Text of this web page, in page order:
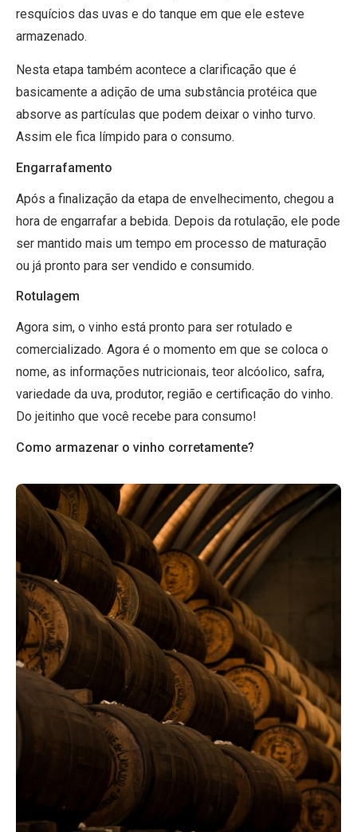
resquícios das uvas e do tanque em que ele esteve
armazenado.
Nesta etapa também acontece a clarificação que é
basicamente a adição de uma substância protéica que
absorve as partículas que podem deixar o vinho turvo.
Assim ele fica límpido para o consumo.
Engarrafamento
Após a finalização da etapa de envelhecimento, chegou a
hora de engarrafar a bebida. Depois da rotulação, ele pode
ser mantido mais um tempo em processo de maturação
ou já pronto para ser vendido e consumido.
Rotulagem
Agora sim, o vinho está pronto para ser rotulado e
comercializado. Agora é o momento em que se coloca o
nome, as informações nutricionais, teor alcóolico, safra,
variedade da uva, produtor, região e certificação do vinho.
Do jeitinho que você recebe para consumo!
Como armazenar o vinho corretamente?